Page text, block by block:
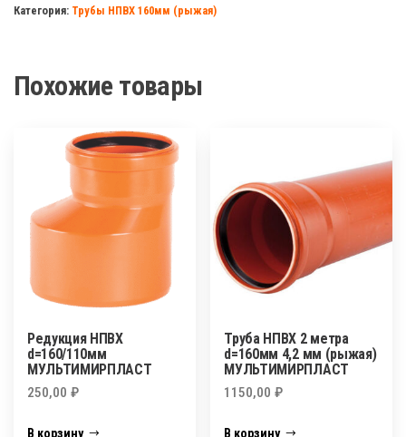
45
МУЛЬТИМИРПЛАСТ
Категория: Трубы НПВХ 160мм (рыжая)
Похожие товары
Редукция НПВХ
d=160/110мм
МУЛЬТИМИРПЛАСТ
250,00 ₽
В корзину
Труба НПВХ 2 метра
d=160мм 4,2 мм (рыжая)
МУЛЬТИМИРПЛАСТ
1150,00₽
В корзину